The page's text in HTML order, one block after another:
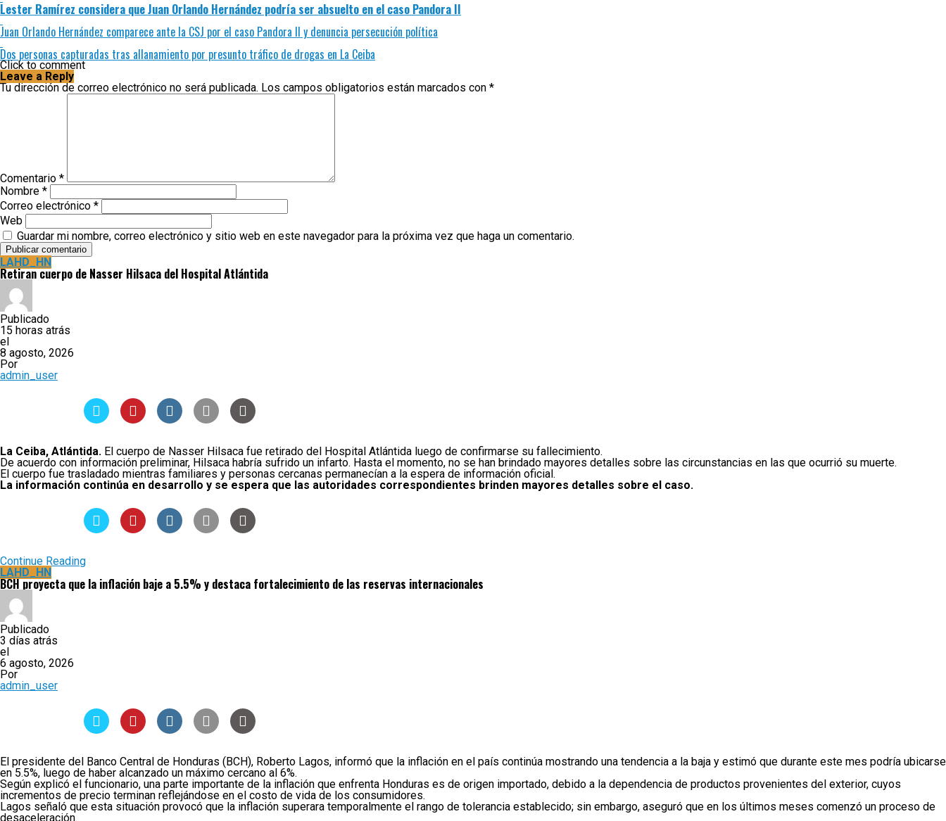
Lester Ramírez considera que Juan Orlando Hernández podría ser absuelto en el caso Pandora II
Juan Orlando Hernández comparece ante la CSJ por el caso Pandora II y denuncia persecución política
Dos personas capturadas tras allanamiento por presunto tráfico de drogas en La Ceiba
Click to comment
Leave a Reply
Tu dirección de correo electrónico no será publicada. Los campos obligatorios están marcados con *
Comentario *
Nombre *
Correo electrónico *
Web
Guardar mi nombre, correo electrónico y sitio web en este navegador para la próxima vez que haga un comentario.
LAHD_HN
Retiran cuerpo de Nasser Hilsaca del Hospital Atlántida
Publicado
15 horas atrás
el
8 agosto, 2026
Por
admin_user
La Ceiba, Atlántida. El cuerpo de Nasser Hilsaca fue retirado del Hospital Atlántida luego de confirmarse su fallecimiento.
De acuerdo con información preliminar, Hilsaca habría sufrido un infarto. Hasta el momento, no se han brindado mayores detalles sobre las circunstancias en las que ocurrió su muerte.
El cuerpo fue trasladado mientras familiares y personas cercanas permanecían a la espera de información oficial.
La información continúa en desarrollo y se espera que las autoridades correspondientes brinden mayores detalles sobre el caso.
Continue Reading
LAHD_HN
BCH proyecta que la inflación baje a 5.5% y destaca fortalecimiento de las reservas internacionales
Publicado
3 días atrás
el
6 agosto, 2026
Por
admin_user
El presidente del Banco Central de Honduras (BCH), Roberto Lagos, informó que la inflación en el país continúa mostrando una tendencia a la baja y estimó que durante este mes podría ubicarse
en 5.5%, luego de haber alcanzado un máximo cercano al 6%.
Según explicó el funcionario, una parte importante de la inflación que enfrenta Honduras es de origen importado, debido a la dependencia de productos provenientes del exterior, cuyos
incrementos de precio terminan reflejándose en el costo de vida de los consumidores.
Lagos señaló que esta situación provocó que la inflación superara temporalmente el rango de tolerancia establecido; sin embargo, aseguró que en los últimos meses comenzó un proceso de
desaceleración.